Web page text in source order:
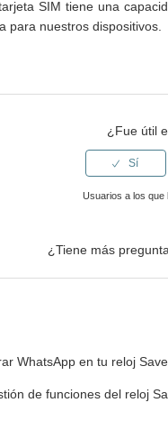
SIM tiene una
para nuestros dispositivos.
¿Fue útil
Usuarios a los que
¿Tiene más
WhatsApp en tu reloj
de funciones del reloj